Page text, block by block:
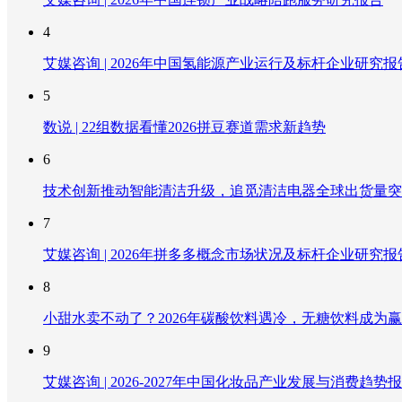
4
艾媒咨询 | 2026年中国氢能源产业运行及标杆企业研究报
5
数说 | 22组数据看懂2026拼豆赛道需求新趋势
6
技术创新推动智能清洁升级，追觅清洁电器全球出货量突
7
艾媒咨询 | 2026年拼多多概念市场状况及标杆企业研究报
8
小甜水卖不动了？2026年碳酸饮料遇冷，无糖饮料成为赢
9
艾媒咨询 | 2026-2027年中国化妆品产业发展与消费趋势